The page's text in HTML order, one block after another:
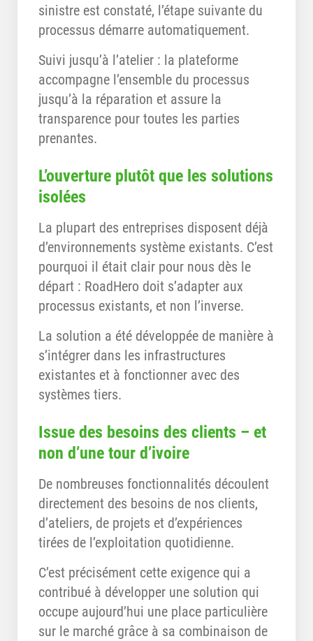
sinistre est constaté, l’étape suivante du
processus démarre automatiquement.
Suivi jusqu’à l’atelier : la plateforme
accompagne l’ensemble du processus
jusqu’à la réparation et assure la
transparence pour toutes les parties
prenantes.
L’ouverture plutôt que les solutions
isolées
La plupart des entreprises disposent déjà
d’environnements système existants. C’est
pourquoi il était clair pour nous dès le
départ : RoadHero doit s’adapter aux
processus existants, et non l’inverse.
La solution a été développée de manière à
s’intégrer dans les infrastructures
existantes et à fonctionner avec des
systèmes tiers.
Issue des besoins des clients – et
non d’une tour d’ivoire
De nombreuses fonctionnalités découlent
directement des besoins de nos clients,
d’ateliers, de projets et d’expériences
tirées de l’exploitation quotidienne.
C’est précisément cette exigence qui a
contribué à développer une solution qui
occupe aujourd’hui une place particulière
sur le marché grâce à sa combinaison de